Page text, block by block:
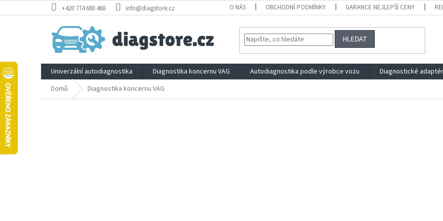
na
+420 774 680 468 info@diagstore.cz O NÁS OBCHODNÍ PODMÍNKY GARANCE NEJLEPŠÍ CENY
HLEDAT
Univerzální autodiagnostika Diagnostika koncernu VAG Autodiagnostika podle výrobce vozu Diagnostické
Domů
Diagnostika koncernu VAG